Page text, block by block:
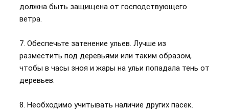
должна быть защищена от господствующего
ветра.
7. Обеспечьте затенение ульев. Лучше из
разместить под деревьями или таким образом,
чтобы в часы зноя и жары на ульи попадала тень от
деревьев.
8. Необходимо учитывать наличие других пасек.